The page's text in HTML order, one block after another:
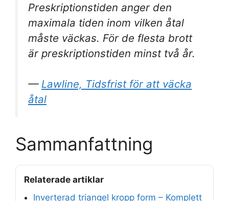
Preskriptionstiden anger den
maximala tiden inom vilken åtal
måste väckas. För de flesta brott
är preskriptionstiden minst två år.
— Lawline, Tidsfrist för att väcka
åtal
Sammanfattning
Relaterade artiklar
Inverterad triangel kropp form – Komplett